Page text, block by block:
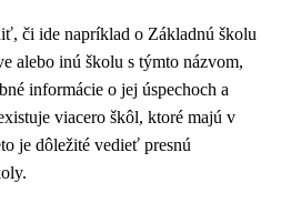
či ide napríklad o Základnú školu
alebo inú školu s týmto názvom,
informácie o jej úspechoch a
viacero škôl, ktoré majú v
je dôležité vedieť presnú